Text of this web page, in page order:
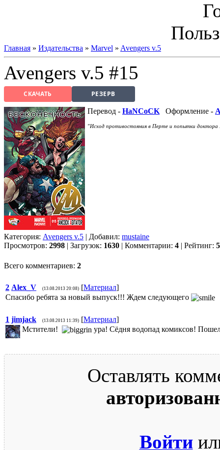
Главная » Издательства » Marvel » Avengers v.5
Avengers v.5 #15
СКАЧАТЬ РЕЗЕРВ
Перевод - HaNCoCK Оформление -
"Исход противостояния в Перте и попытки доктора
Категория: Avengers v.5 | Добавил: mustaine
Просмотров: 2998 | Загрузок: 1630 | Комментарии: 4 | Рейтинг:
Всего комментариев: 2
2 Alex_V (13.08.2013 20:08) [Материал]
Спасибо ребята за новый выпуск!!! Ждем следующего
1 jimjack (13.08.2013 11:39) [Материал]
Мстители!
ура! Сёдня водопад комиксов!
Оставлять
Войти